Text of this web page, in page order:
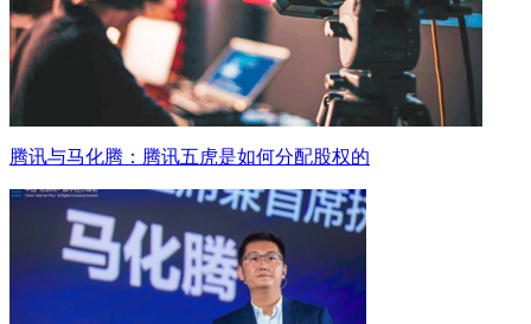
腾讯与马化腾：腾讯五虎是如何分配股权的